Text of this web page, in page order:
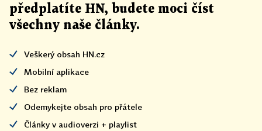
předplatíte HN, budete moci číst
všechny naše články.
Veškerý obsah HN.cz
Mobilní aplikace
Bez reklam
Odemykejte obsah pro přátele
Články v audioverzi + playlist